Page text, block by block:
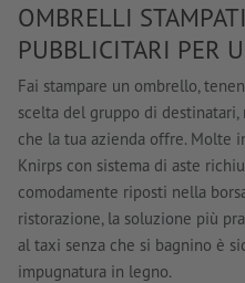
OMBRELLI
PUBBLICITARI PER
Fai stampare un ombrello,
scelta del gruppo di
che la tua azienda offre. Molte
Knirps con sistema di aste
comodamente riposti nella
ristorazione, la soluzione più
al taxi senza che si bagnino è
impugnatura in legno.